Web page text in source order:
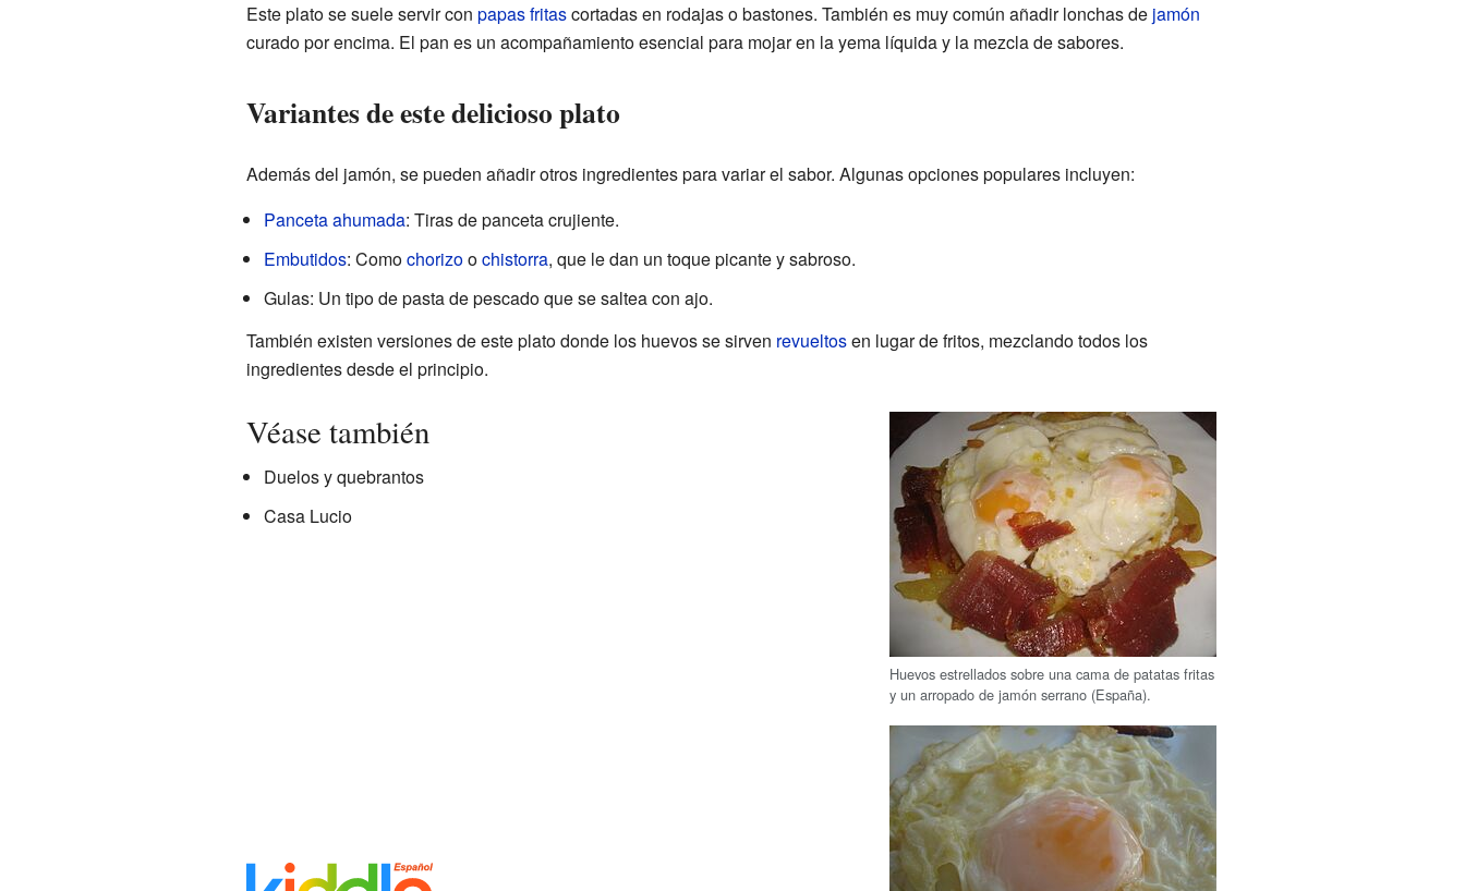
Este plato se suele servir con papas fritascortadas en rodajas o bastones. También es muy común añadir lonchas de jamón
curado por encima. El pan es un acompañamiento esencial para mojar en la yema líquida y la mezcla de sabores.
Variantes de este delicioso plato
Además del jamón, se pueden añadir otros ingredientes para variar el sabor. Algunas opciones populares incluyen:
Panceta ahumada: Tiras de panceta crujiente.
Embutidos: Comochorizoochistorra, que le dan un toque picante y sabroso.
Gulas: Un tipo de pasta de pescado que se saltea con ajo.
También existen versiones de este plato donde los huevos se sirven revueltosen lugar de fritos, mezclando todos los
ingredientes desde el principio.
Huevos estrellados sobre una cama de patatas fritas
y un arropado de jamón serrano (España).
Véase también
Duelos y quebrantos
Casa Lucio